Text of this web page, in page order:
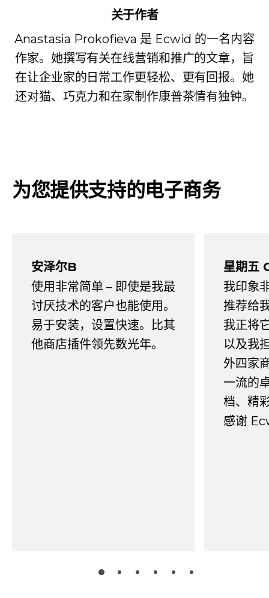
关于作者
Anastasia Prokofieva 是 Ecwid 的一名内容
作家。她撰写有关在线营销和推广的文章，旨
在让企业家的日常工作更轻松、更有回报。她
还对猫、巧克力和在家制作康普茶情有独钟。
为您提供支持的电子商务
安泽尔B
使用非常简单 – 即使是我最
讨厌技术的客户也能使用。
易于安装，设置快速。比其
他商店插件领先数光年。
星期五
我印象
推荐给
我正将
以及我
外四家
一流的
档、精
感谢